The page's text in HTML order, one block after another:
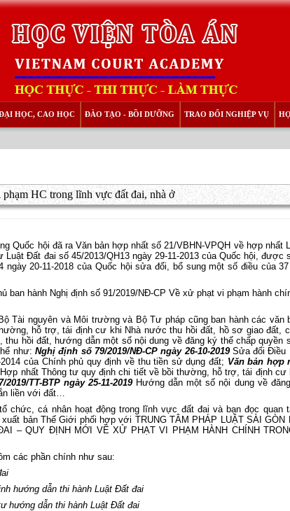
HỌC, CAO HỌC ĐÀO TẠO - BỒI DƯỠNG TRAO ĐỔI NGHIỆP VỤ
HC trong lĩnh vực đất đai, nhà ở
Quốc hội đã ra Văn bản hợp nhất số 21/VBHN-VPQH về hợp nhất
Đất đai số 45/2013/QH13 ngày 29-11-2013 của Quốc hội, được
ngày 20-11-2018 của Quốc hội sửa đổi, bổ sung một số điều của
ban hành Nghị định số 91/2019/NĐ-CP Về xử phạt vi phạm hành
Tài nguyên và Môi trường và Bộ Tư pháp cũng ban hành các văn
hỗ trợ, tái định cư khi Nhà nước thu hồi đất, hồ sơ giao đất,
hồi đất, hướng dẫn một số nội dung về đăng ký thế chấp quyền
như: Nghị định số 79/2019/NĐ-CP ngày 26-10-2019Sửa đổi Điều
của Chính phủ quy định về thu tiền sử dụng đất; Văn bản hợp
Hợp nhất Thông tư quy định chi tiết về bồi thường, hỗ trợ, tái định cư
TT-BTP ngày 25-11-2019Hướng dẫn một số nội dung về
liền với đất…
chức, cá nhân hoạt động trong lĩnh vực đất đai và bạn đọc quan
bản Thế Giới phối hợp với TRUNG TÂM PHÁP LUẬT SÀI GÒN
– QUY ĐỊNH MỚI VỀ XỬ PHẠT VI PHẠM HÀNH CHÍNH
các phần chính như sau:
hướng dẫn thi hành Luật Đất đai
hướng dẫn thi hành Luật Đất đai